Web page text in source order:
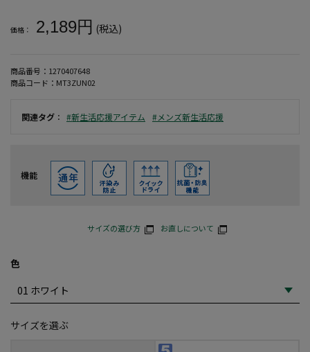
価格： 2,189円 (税込)
商品番号： 1270407648
商品コード： MT3ZUN02
関連タグ ： #新生活応援アイテム #メンズ新生活応援
機能
サイズの選び方 お直しについて
色
サイズを選ぶ